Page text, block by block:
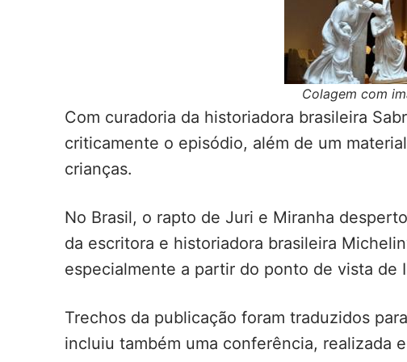
Colagem com
Com curadoria da historiadora brasileira
criticamente o episódio, além de um
crianças.
No Brasil, o rapto de Juri e Miranha
da escritora e historiadora brasileira
especialmente a partir do ponto de vista de
Trechos da publicação foram traduzidos
incluiu também uma conferência, realizada